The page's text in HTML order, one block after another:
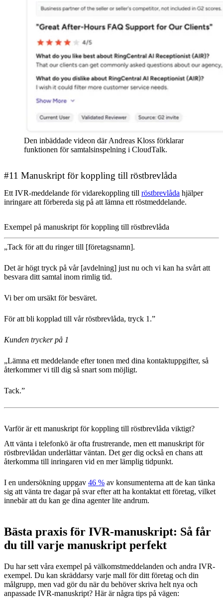
Den inbäddade videon där Andreas Kloss förklarar
funktionen för samtalsinspelning i CloudTalk.
#11 Manuskript för koppling till röstbrevlåda
Ett IVR-meddelande för vidarekoppling till röstbrevlåda hjälper
inringare att förbereda sig på att lämna ett röstmeddelande.
Exempel på manuskript för koppling till röstbrevlåda
„Tack för att du ringer till [företagsnamn].
Det är högt tryck på vår [avdelning] just nu och vi kan ha svårt att
besvara ditt samtal inom rimlig tid.
Vi ber om ursäkt för besväret.
För att bli kopplad till vår röstbrevlåda, tryck 1.”
Kunden trycker på 1
„Lämna ett meddelande efter tonen med dina kontaktuppgifter, så
återkommer vi till dig så snart som möjligt.
Tack.”
Varför är ett manuskript för koppling till röstbrevlåda viktigt?
Att vänta i telefonkö är ofta frustrerande, men ett manuskript för
röstbrevlådan underlättar väntan. Det ger dig också en chans att
återkomma till inringaren vid en mer lämplig tidpunkt.
I en undersökning uppgav 46 % av konsumenterna att de kan tänka
sig att vänta tre dagar på svar efter att ha kontaktat ett företag, vilket
innebär att du kan ge dina agenter lite andrum.
Bästa praxis för IVR-manuskript: Så får
du till varje manuskript perfekt
Du har sett våra exempel på välkomstmeddelanden och andra IVR-
exempel. Du kan skräddarsy varje mall för ditt företag och din
målgrupp, men vad gör du när du behöver skriva helt nya och
anpassade IVR-manuskript? Här är några tips på vägen: